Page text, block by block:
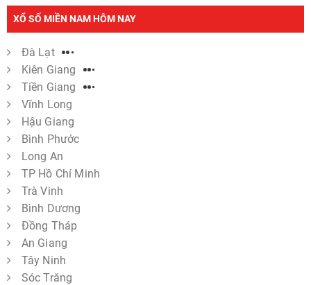
XỔ SỐ MIỀN NAM HÔM NAY
Đà Lạt
Kiên Giang
Tiền Giang
Vĩnh Long
Hậu Giang
Bình Phước
Long An
TP Hồ Chí Minh
Trà Vinh
Bình Dương
Đồng Tháp
An Giang
Tây Ninh
Sóc Trăng